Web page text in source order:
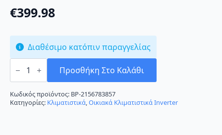
€399.98
Διαθέσιμο κατόπιν παραγγελίας
Haier
AS35PBAHRA/1U35YEGFRA
Inverter
12000
BTU
A++/A+++
Προσθήκη Στο Καλάθι
Κωδικός προϊόντος: BP-2156783857
Κατηγορίες: Κλιματιστικά,Οικιακά Κλιματιστικά Inverter